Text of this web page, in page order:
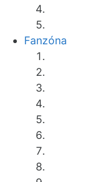
Fanzóna